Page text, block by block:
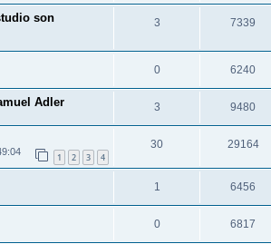
son
3 7339
0 6240
Adler 3 9480
1 2 3 4
30 29164
1 6456
0 6817